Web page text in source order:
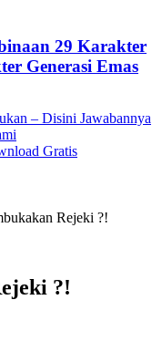
29 Karakter
Generasi Emas
– Disini Jawabannya
Gratis
Rejeki ?!
?!